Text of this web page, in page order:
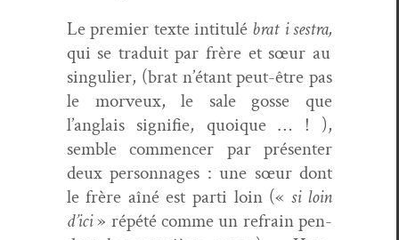
Le pre­mier texte inti­t­ulé brat i ses­tra,
qui se traduit par frère et sœur au
sin­guli­er, (brat n’étant peut-être pas
le morveux, le sale gosse que
l’anglais sig­ni­fie, quoique … ! ),
sem­ble com­mencer par présen­ter
deux per­son­nages : une sœur dont
le frère aîné est par­ti loin (« si loin
d’ici» répété comme un refrain pen­